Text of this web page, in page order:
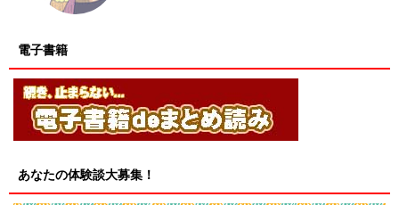
電子書籍
あなたの体験談大募集！